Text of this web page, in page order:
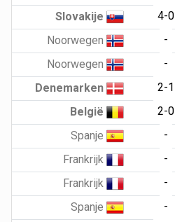
Slovakije
4-0
Noorwegen
-
Noorwegen
-
Denemarken
2-1
België
2-0
Spanje
-
Frankrijk
-
Frankrijk
-
Spanje
-